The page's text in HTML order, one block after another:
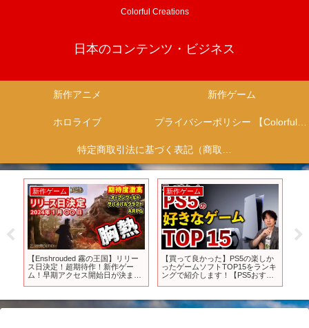
Colorful Creations
日本のコンテンツ・ビジネス
新作アニメ 新作ゲーム
ホロライブ プライバシーポリシー 【Colorful Creation】
特定商取引法に基づく表記（商取引に関する開示）
新作ゲーム
【Enshrouded 霧の王国】リリー
ス日決定！超期待作！新作ゲー
ム！早期アクセス開始日が決まり
年の新作ゲーム】Steam・PCゲー
ム
新作ゲーム
【買って良かった】PS5の楽しか
ったゲームソフトTOP15をランキ
ングで紹介します！【PS5おすす